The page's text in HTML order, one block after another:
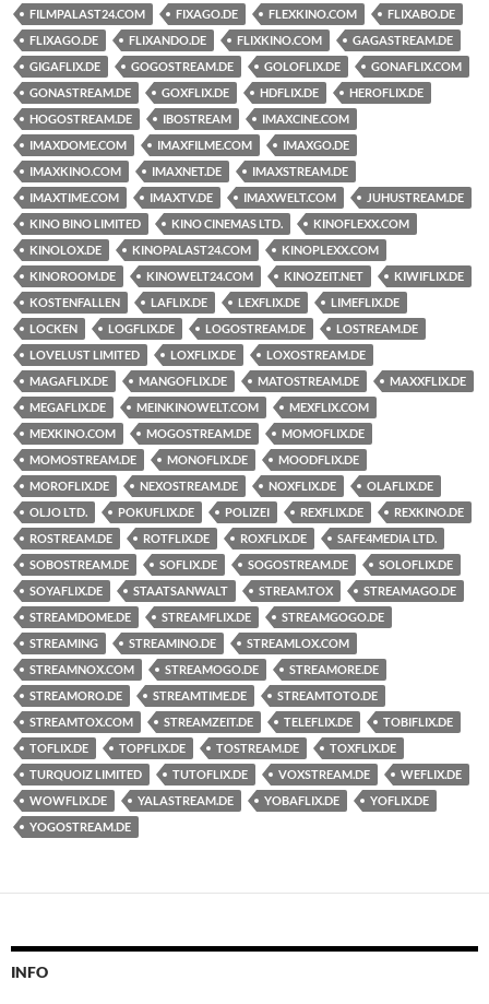
FILMPALAST24.COM
FIXAGO.DE FLEXKINO.COM
FLIXABO.DE
FLIXAGO.DE
FLIXANDO.DE FLIXKINO.COM
GAGASTREAM.DE
GIGAFLIX.DE
GOGOSTREAM.DE GOLOFLIX.DE
GONAFLIX.COM
GONASTREAM.DE
GOXFLIX.DE HDFLIX.DE
HEROFLIX.DE
HOGOSTREAM.DE
IBOSTREAM
IMAXCINE.COM
IMAXDOME.COM
IMAXFILME.COM
IMAXGO.DE
IMAXKINO.COM
IMAXNET.DE
IMAXSTREAM.DE
IMAXTIME.COM
IMAXTV.DE IMAXWELT.COM
JUHUSTREAM.DE
KINO BINO LIMITED
KINO CINEMAS LTD.
KINOFLEXX.COM
KINOLOX.DE
KINOPALAST24.COM
KINOPLEXX.COM
KINOROOM.DE
KINOWELT24.COM KINOZEIT.NET
KIWIFLIX.DE
KOSTENFALLEN
LAFLIX.DE LEXFLIX.DE
LIMEFLIX.DE
LOCKEN
LOGFLIX.DE LOGOSTREAM.DE
LOSTREAM.DE
LOVELUST LIMITED
LOXFLIX.DE
LOXOSTREAM.DE
MAGAFLIX.DE
MANGOFLIX.DE MATOSTREAM.DE
MAXXFLIX.DE
MEGAFLIX.DE
MEINKINOWELT.COM
MEXFLIX.COM
MEXKINO.COM
MOGOSTREAM.DE
MOMOFLIX.DE
MOMOSTREAM.DE
MONOFLIX.DE
MOODFLIX.DE
MOROFLIX.DE
NEXOSTREAM.DE NOXFLIX.DE
OLAFLIX.DE
OLJO LTD.
POKUFLIX.DE POLIZEI REXFLIX.DE
REXKINO.DE
ROSTREAM.DE
ROTFLIX.DE ROXFLIX.DE
SAFE4MEDIA LTD.
SOBOSTREAM.DE
SOFLIX.DE SOGOSTREAM.DE
SOLOFLIX.DE
SOYAFLIX.DE
STAATSANWALT STREAM.TOX
STREAMAGO.DE
STREAMDOME.DE
STREAMFLIX.DE
STREAMGOGO.DE
STREAMING
STREAMINO.DE
STREAMLOX.COM
STREAMNOX.COM
STREAMOGO.DE
STREAMORE.DE
STREAMORO.DE
STREAMTIME.DE
STREAMTOTO.DE
STREAMTOX.COM
STREAMZEIT.DE TELEFLIX.DE
TOBIFLIX.DE
TOFLIX.DE
TOPFLIX.DE TOSTREAM.DE
TOXFLIX.DE
TURQUOIZ LIMITED
TUTOFLIX.DE VOXSTREAM.DE
WEFLIX.DE
WOWFLIX.DE
YALASTREAM.DE YOBAFLIX.DE
YOFLIX.DE
YOGOSTREAM.DE
INFO